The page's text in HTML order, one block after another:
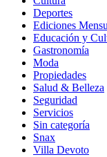
Deportes
Ediciones
Educación y
Gastronomía
Moda
Propiedades
Salud & Belleza
Seguridad
Servicios
Sin categoría
Snax
Villa Devoto